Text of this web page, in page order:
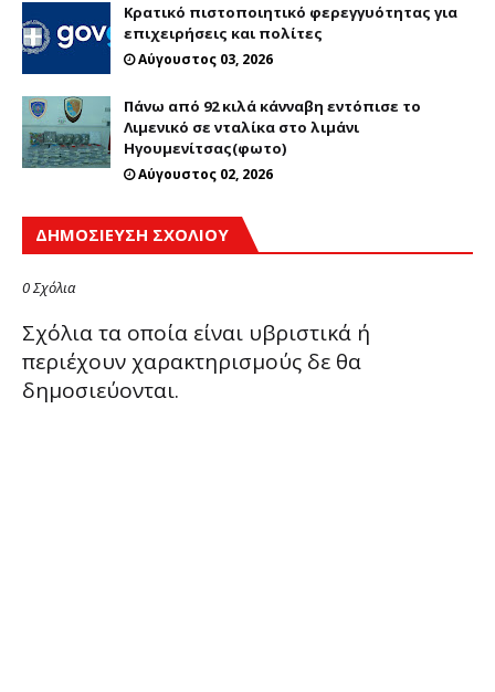
Κρατικό πιστοποιητικό φερεγγυότητας για
επιχειρήσεις και πολίτες
Αύγουστος 03, 2026
Πάνω από 92 κιλά κάνναβη εντόπισε το
Λιμενικό σε νταλίκα στο λιμάνι
Ηγουμενίτσας(φωτο)
Αύγουστος 02, 2026
ΔΗΜΟΣΊΕΥΣΗ ΣΧΟΛΊΟΥ
0 Σχόλια
Σχόλια τα οποία είναι υβριστικά ή
περιέχουν χαρακτηρισμούς δε θα
δημοσιεύονται.